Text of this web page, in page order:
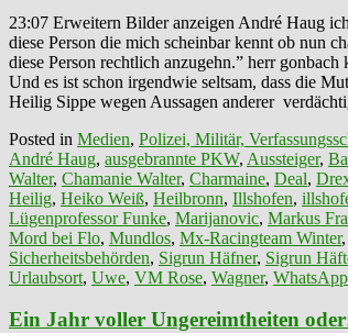
23:07 Erweitern Bilder anzeigen André Haug
diese Person die mich scheinbar kennt ob nun
diese Person rechtlich anzugehn.” herr
Und es ist schon irgendwie seltsam, dass die
Heilig Sippe wegen Aussagen anderer
Posted in Medien, Polizei, Militär,
André Haug, ausgebrannte PKW, Aussteiger,
Walter, Chamanie Walter, Charmaine, Deal,
Heilig, Heiko Weiß, Heilbronn, Illshofen,
Lügenprofessor Funke, Marijanovic, Markus
Mord bei Flo, Mundlos, Mx-Racingteam Winter,
Sicherheitsbehörden, Sigrun Häfner, Sigrun
Urlaubsort, Uwe, VM Rose, Wagner, WhatsApp
Ein Jahr voller Ungereimtheiten